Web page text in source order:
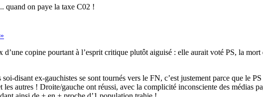
quand on paye la taxe C02 !
copine pourtant à l’esprit critique plutôt aiguisé : elle aurait voté PS, la mort
disant ex-gauchistes se sont tournés vers le FN, c’est justement parce que le
autres ! Droite/gauche ont réussi, avec la complicité inconsciente des médias